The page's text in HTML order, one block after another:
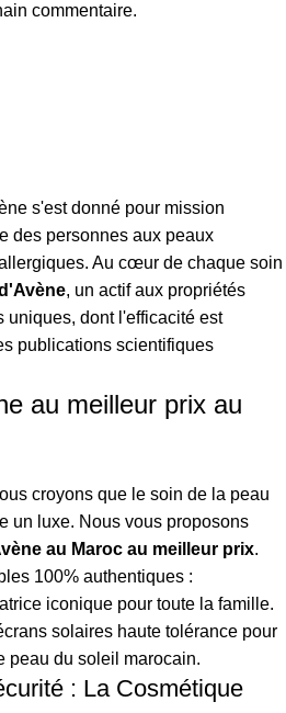
commentaire.
s'est donné pour mission
des personnes aux peaux
Au cœur de chaque soin
, un actif aux propriétés
uniques, dont l'efficacité est
publications scientifiques
au meilleur prix au
croyons que le soin de la peau
un luxe. Nous vous proposons
au Maroc au meilleur prix.
100% authentiques :
iconique pour toute la famille.
solaires haute tolérance pour
peau du soleil marocain.
: La Cosmétique